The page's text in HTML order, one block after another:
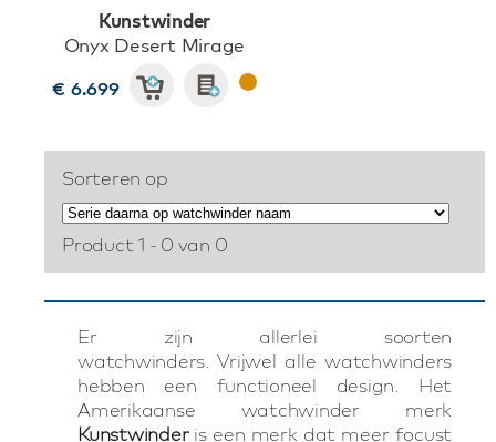
Kunstwinder
Onyx Desert Mirage
€ 6.699
Sorteren op
Product 1 - 0 van 0
Er zijn allerlei soorten
watchwinders. Vrijwel alle watchwinders
hebben een functioneel design. Het
Amerikaanse watchwinder merk
Kunstwinderis een merk dat meer focust